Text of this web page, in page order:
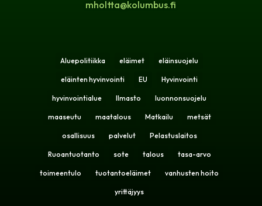
mholtta@kolumbus.fi
Aluepolitiikka eläimet eläinsuojelu
eläinten hyvinvointi EU Hyvinvointi
hyvinvointialue Ilmasto luonnonsuojelu
maaseutu maatalous Matkailu metsät
osallisuus palvelut Pelastuslaitos
Ruoantuotanto sote talous tasa-arvo
toimeentulo tuotantoeläimet vanhusten hoito
yrittäjyys